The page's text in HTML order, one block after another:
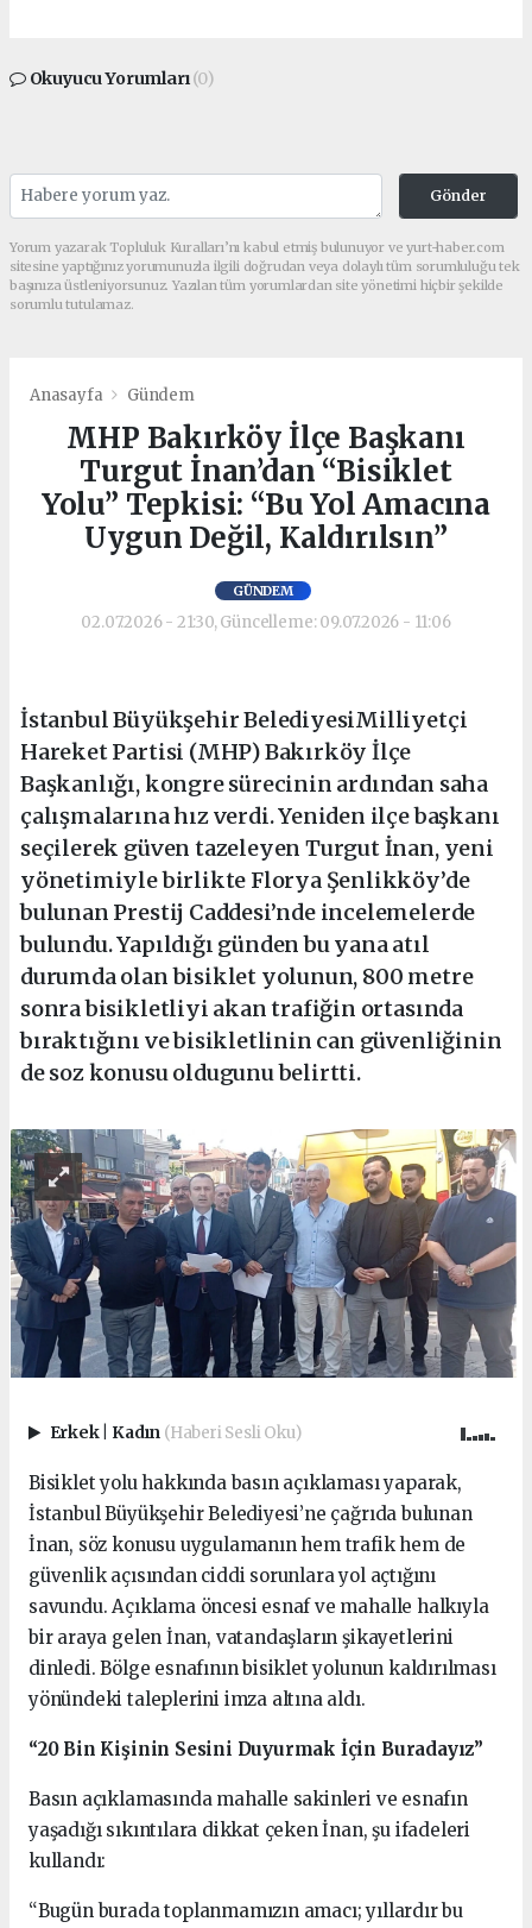
Okuyucu Yorumları(0)
Gönder
Yorum yazarak Topluluk Kuralları’nı kabul etmiş bulunuyor ve yurt-haber.com
sitesine yaptığınız yorumunuzla ilgili doğrudan veya dolaylı tüm sorumluluğu tek
başınıza üstleniyorsunuz. Yazılan tüm yorumlardan site yönetimi hiçbir şekilde
sorumlu tutulamaz.
Anasayfa Gündem
MHP Bakırköy İlçe Başkanı
Turgut İnan’dan “Bisiklet
Yolu” Tepkisi: “Bu Yol Amacına
Uygun Değil, Kaldırılsın”
GÜNDEM
02.07.2026 - 21:30, Güncelleme: 09.07.2026 - 11:06
İstanbul Büyükşehir BelediyesiMilliyetçi
Hareket Partisi (MHP) Bakırköy İlçe
Başkanlığı, kongre sürecinin ardından saha
çalışmalarına hız verdi. Yeniden ilçe başkanı
seçilerek güven tazeleyen Turgut İnan, yeni
yönetimiyle birlikte Florya Şenlikköy’de
bulunan Prestij Caddesi’nde incelemelerde
bulundu. Yapıldığı günden bu yana atıl
durumda olan bisiklet yolunun, 800 metre
sonra bisikletliyi akan trafiğin ortasında
bıraktığını ve bisikletlinin can güvenliğinin
de soz konusu oldugunu belirtti.
Erkek Kadın (Haberi Sesli Oku)
Bisiklet yolu hakkında basın açıklaması yaparak,
İstanbul Büyükşehir Belediyesi’ne çağrıda bulunan
İnan, söz konusu uygulamanın hem trafik hem de
güvenlik açısından ciddi sorunlara yol açtığını
savundu. Açıklama öncesi esnaf ve mahalle halkıyla
bir araya gelen İnan, vatandaşların şikayetlerini
dinledi. Bölge esnafının bisiklet yolunun kaldırılması
yönündeki taleplerini imza altına aldı.
“20 Bin Kişinin Sesini Duyurmak İçin Buradayız”
Basın açıklamasında mahalle sakinleri ve esnafın
yaşadığı sıkıntılara dikkat çeken İnan, şu ifadeleri
kullandı:
“Bugün burada toplanmamızın amacı; yıllardır bu